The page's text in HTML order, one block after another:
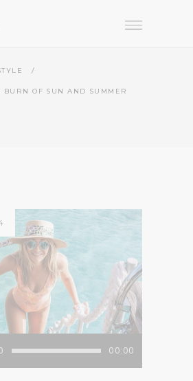
/
BURN OF SUN AND SUMMER
00:00